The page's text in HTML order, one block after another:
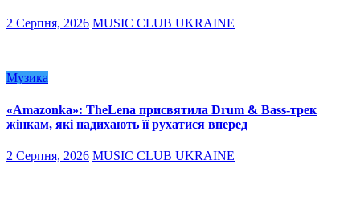
2 Серпня, 2026 MUSIC CLUB UKRAINE
Музика
«Amazonka»: TheLena присвятила Drum & Bass-трек
жінкам, які надихають її рухатися вперед
2 Серпня, 2026 MUSIC CLUB UKRAINE